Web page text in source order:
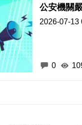
公安機關
2026-07-13
0